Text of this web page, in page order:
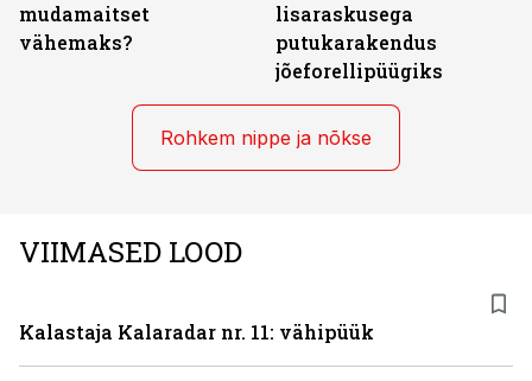
mudamaitset
vähemaks?
lisaraskusega
putukarakendus
jõeforellipüügiks
Rohkem nippe ja nõkse
VIIMASED LOOD
Kalastaja Kalaradar nr. 11: vähipüük